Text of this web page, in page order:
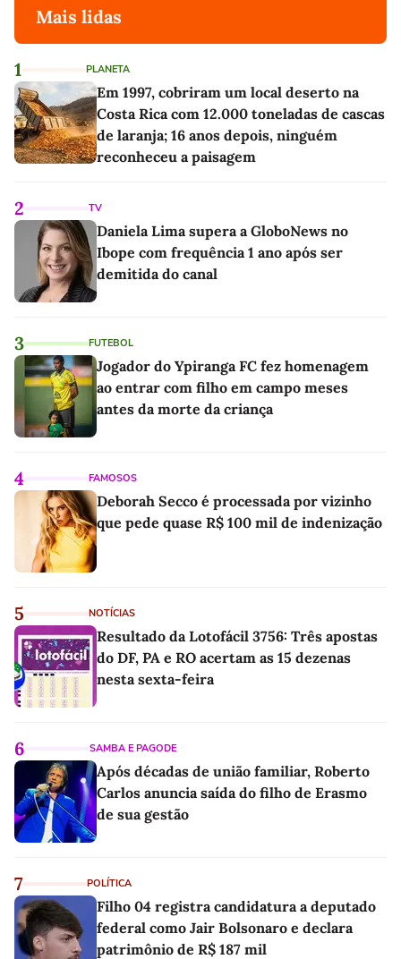
Mais lidas
1 PLANETA
Em 1997, cobriram um local deserto na
Costa Rica com 12.000 toneladas de cascas
de laranja; 16 anos depois, ninguém
reconheceu a paisagem
2 TV
Daniela Lima supera a GloboNews no
Ibope com frequência 1 ano após ser
demitida do canal
3 FUTEBOL
Jogador do Ypiranga FC fez homenagem
ao entrar com filho em campo meses
antes da morte da criança
4 FAMOSOS
Deborah Secco é processada por vizinho
que pede quase R$ 100 mil de indenização
5 NOTÍCIAS
Resultado da Lotofácil 3756: Três apostas
do DF, PA e RO acertam as 15 dezenas
nesta sexta-feira
6 SAMBA E PAGODE
Após décadas de união familiar, Roberto
Carlos anuncia saída do filho de Erasmo
de sua gestão
7 POLÍTICA
Filho 04 registra candidatura a deputado
federal como Jair Bolsonaro e declara
patrimônio de R$ 187 mil